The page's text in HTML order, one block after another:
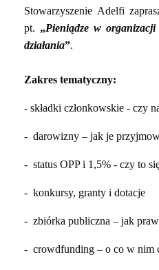
Stowarzyszenie Adelfi
pt. „Pieniądze w
działania”.
Zakres tematyczny:
- składki członkowskie - czy
- darowizny – jak je
- status OPP i 1,5% - czy to
- konkursy, granty i dotacje
- zbiórka publiczna – jak
- crowdfunding – o co w nim